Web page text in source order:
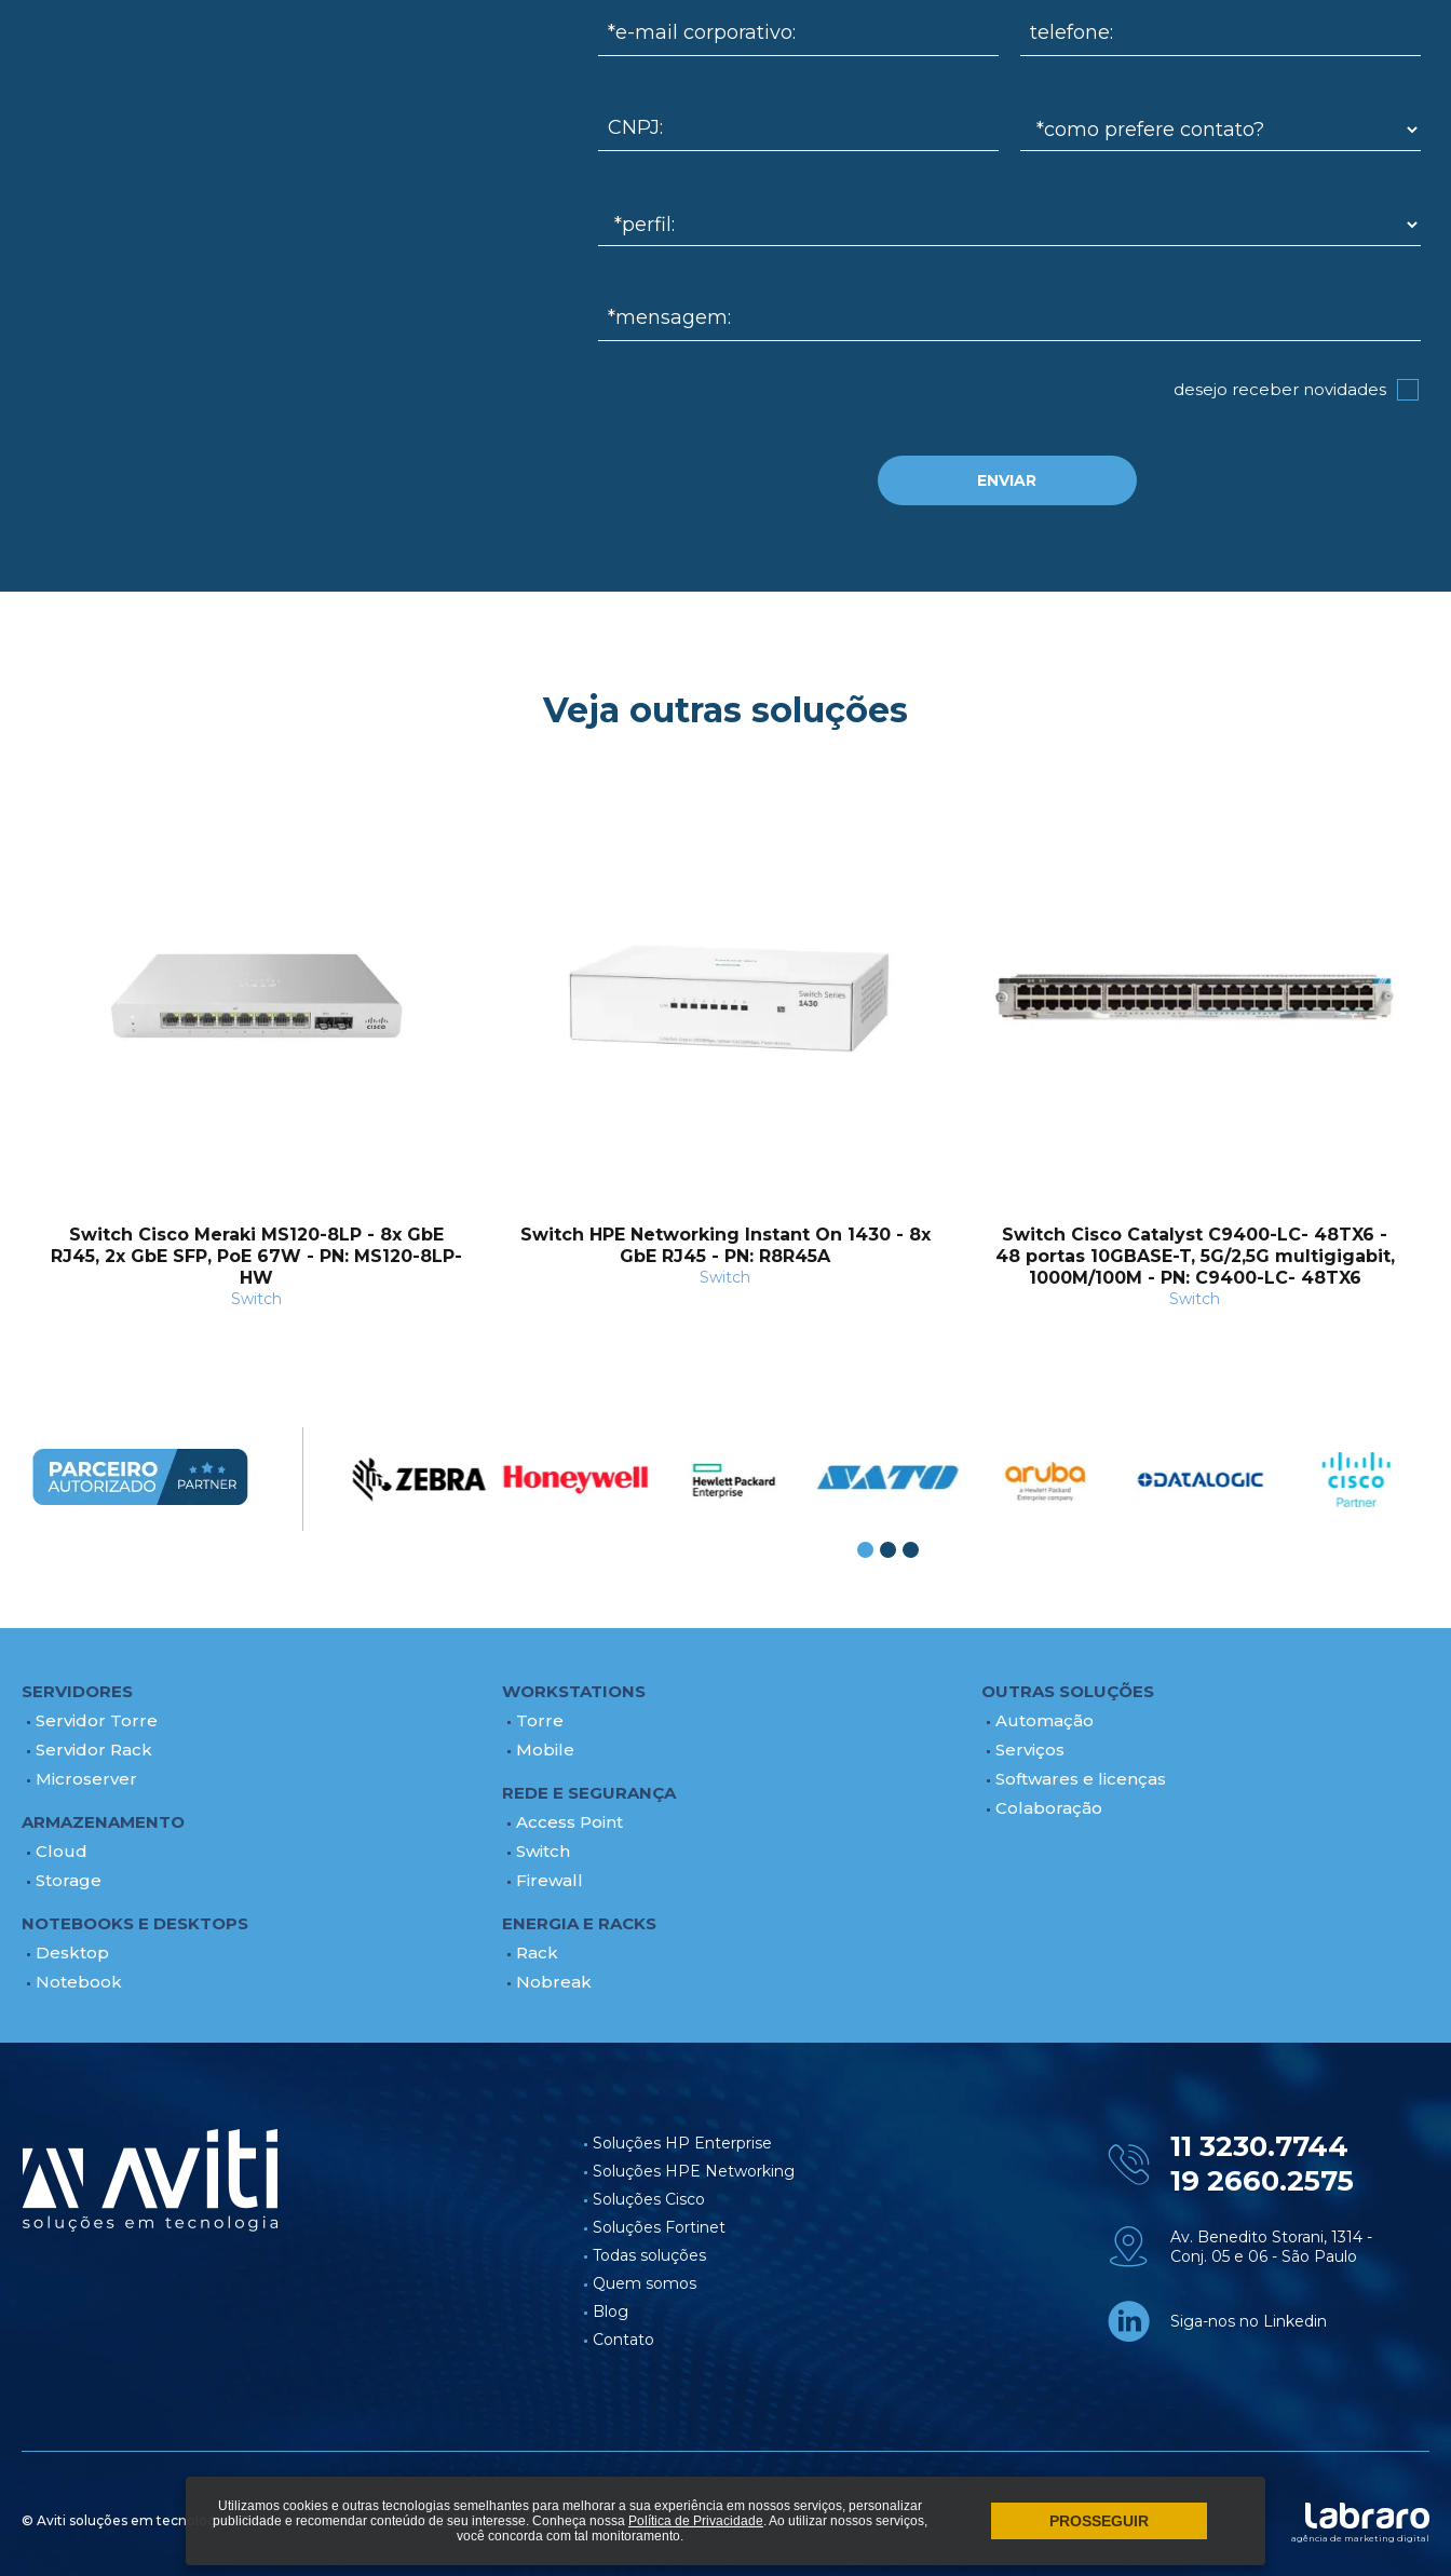
*e-mail corporativo: telefone:
CNPJ:
*mensagem:
desejo receber novidades
ENVIAR
Veja outras soluções
Switch Cisco Meraki MS120-8LP - 8x GbE
RJ45, 2x GbE SFP, PoE 67W - PN: MS120-8LP-
HW
Switch
Switch HPE Networking Instant On 1430 - 8x
GbE RJ45 - PN: R8R45A
Switch
Switch Cisco Catalyst C9400-LC- 48TX6 -
48 portas 10GBASE-T, 5G/2,5G multigigabit,
1000M/100M - PN: C9400-LC- 48TX6
Switch
SERVIDORES
Servidor Torre
Servidor Rack
Microserver
ARMAZENAMENTO
Cloud
Storage
NOTEBOOKS E DESKTOPS
Desktop
Notebook
WORKSTATIONS
Torre
Mobile
REDE E SEGURANÇA
Access Point
Switch
Firewall
ENERGIA E RACKS
Rack
Nobreak
OUTRAS SOLUÇÕES
Automação
Serviços
Softwares e licenças
Colaboração
Soluções HP Enterprise
Soluções HPE Networking
Soluções Cisco
Soluções Fortinet
Todas soluções
Quem somos
Blog
Contato
11 3230.7744
19 2660.2575
Av. Benedito Storani, 1314 -
Conj. 05 e 06 - São Paulo
Siga-nos no Linkedin
© Aviti soluções em tecnologia - Todos os direitos reservados.Política de privacidade
agência de marketing digital
Utilizamos cookies e outras tecnologias semelhantes para melhorar a sua experiência em nossos serviços, personalizar
publicidade e recomendar conteúdo de seu interesse. Conheça nossa Política de Privacidade. Ao utilizar nossos serviços,
você concorda com tal monitoramento.
PROSSEGUIR